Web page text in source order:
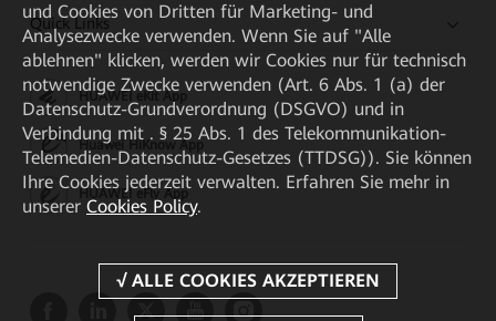
Quick Links
HUAWEI eKit App
Huawei HiKnow App
HUAWEI eFly App
und Cookies von Dritten für Marketing- und
Analysezwecke verwenden. Wenn Sie auf "Alle
ablehnen" klicken, werden wir Cookies nur für technisch
notwendige Zwecke verwenden (Art. 6 Abs. 1 (a) der
Datenschutz-Grundverordnung (DSGVO) und in
Verbindung mit . § 25 Abs. 1 des Telekommunikation-
Telemedien-Datenschutz-Gesetzes (TTDSG)). Sie können
Ihre Cookies jederzeit verwalten. Erfahren Sie mehr in
unserer Cookies Policy.